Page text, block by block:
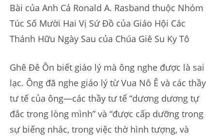
Bài của Anh Cả Ronald A. Rasband thuộc Nhóm
Túc Số Mười Hai Vị Sứ Đồ của Giáo Hội Các
Thánh Hữu Ngày Sau của Chúa Giê Su Ky Tô
Ghê Đê Ôn biết giáo lý mà ông nghe được là sai
lạc. Ông đã nghe giáo lý từ Vua Nô Ê và các thầy
tư tế của ông—các thầy tư tế “dương dương tự
đắc trong lòng mình” và “được cấp dưỡng trong
sự biếng nhác, trong việc thờ hình tượng, và